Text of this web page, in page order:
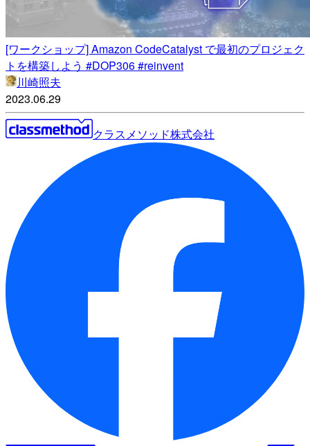
[ワークショップ] Amazon CodeCatalyst で最初のプロジェク
トを構築しよう #DOP306 #reinvent
川崎照夫
2023.06.29
クラスメソッド株式会社